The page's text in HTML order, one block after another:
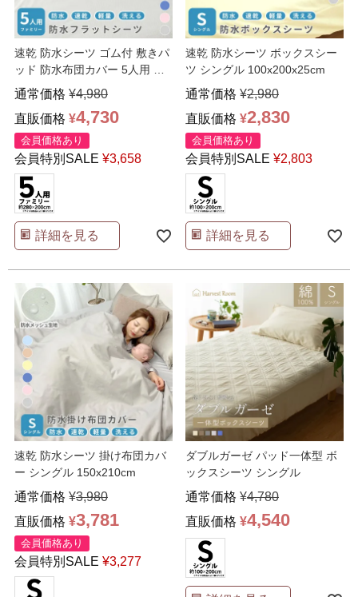
速乾 防水シーツ ゴム付 敷きパ
ッド 防水布団カバー 5人用 フ
ァミリーサイズ…
通常価格 ¥4,980
直販価格 ¥4,730
会員価格あり
会員特別SALE ¥3,658
詳細を見る
速乾 防水シーツ ボックスシー
ツ シングル 100x200x25cm
通常価格 ¥2,980
直販価格 ¥2,830
会員価格あり
会員特別SALE ¥2,803
詳細を見る
速乾 防水シーツ 掛け布団カバ
ー シングル 150x210cm
通常価格 ¥3,980
直販価格 ¥3,781
会員価格あり
会員特別SALE ¥3,277
ダブルガーゼ パッド一体型 ボ
ックスシーツ シングル
通常価格 ¥4,780
直販価格 ¥4,540